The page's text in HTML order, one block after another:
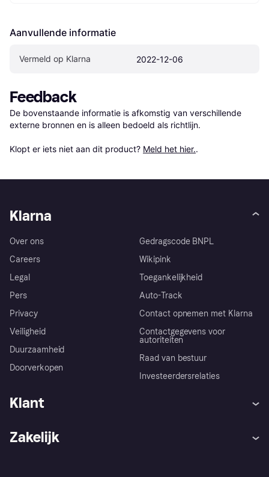
Aanvullende informatie
Vermeld op Klarna 2022-12-06
Feedback
De bovenstaande informatie is afkomstig van verschillende
externe bronnen en is alleen bedoeld als richtlijn.
Klopt er iets niet aan dit product? Meld het hier..
Klarna
Over ons
Careers
Legal
Pers
Privacy
Veiligheid
Duurzaamheid
Doorverkopen
Gedragscode BNPL
Wikipink
Toegankelijkheid
Auto-Track
Contact opnemen met Klarna
Contactgegevens voor
autoriteiten
Raad van bestuur
Investeerdersrelaties
Klant
Zakelijk